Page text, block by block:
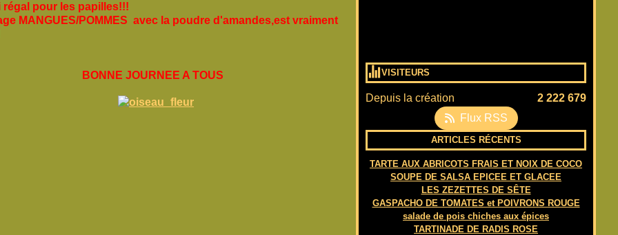
régal pour les papilles!!!
MANGUES/POMMES avec la poudre d'amandes,est vraiment
JOURNEE A TOUS VISITEURS
Depuis la création
2 222 679
Flux RSS
ARTICLES RÉCENTS
TARTE AUX ABRICOTS FRAIS ET NOIX DE COCO
SOUPE DE SALSA EPICEE ET GLACEE
LES ZEZETTES DE SÊTE
GASPACHO DE TOMATES et POIVRONS ROUGE
salade de pois chiches aux épices
TARTINADE DE RADIS ROSE